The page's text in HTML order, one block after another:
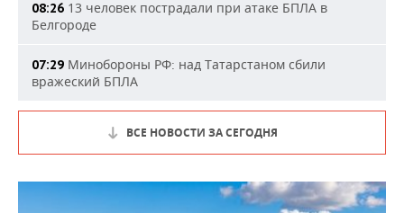
08:26 13 человек пострадали при атаке БПЛА в
Белгороде
07:29 Минобороны РФ: над Татарстаном сбили
вражеский БПЛА
ВСЕ НОВОСТИ ЗА СЕГОДНЯ